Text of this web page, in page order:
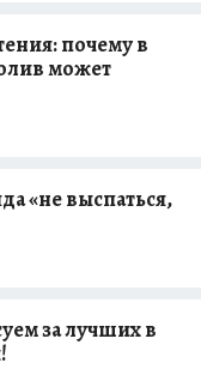
почему в
может
«не выспаться,
за лучших в